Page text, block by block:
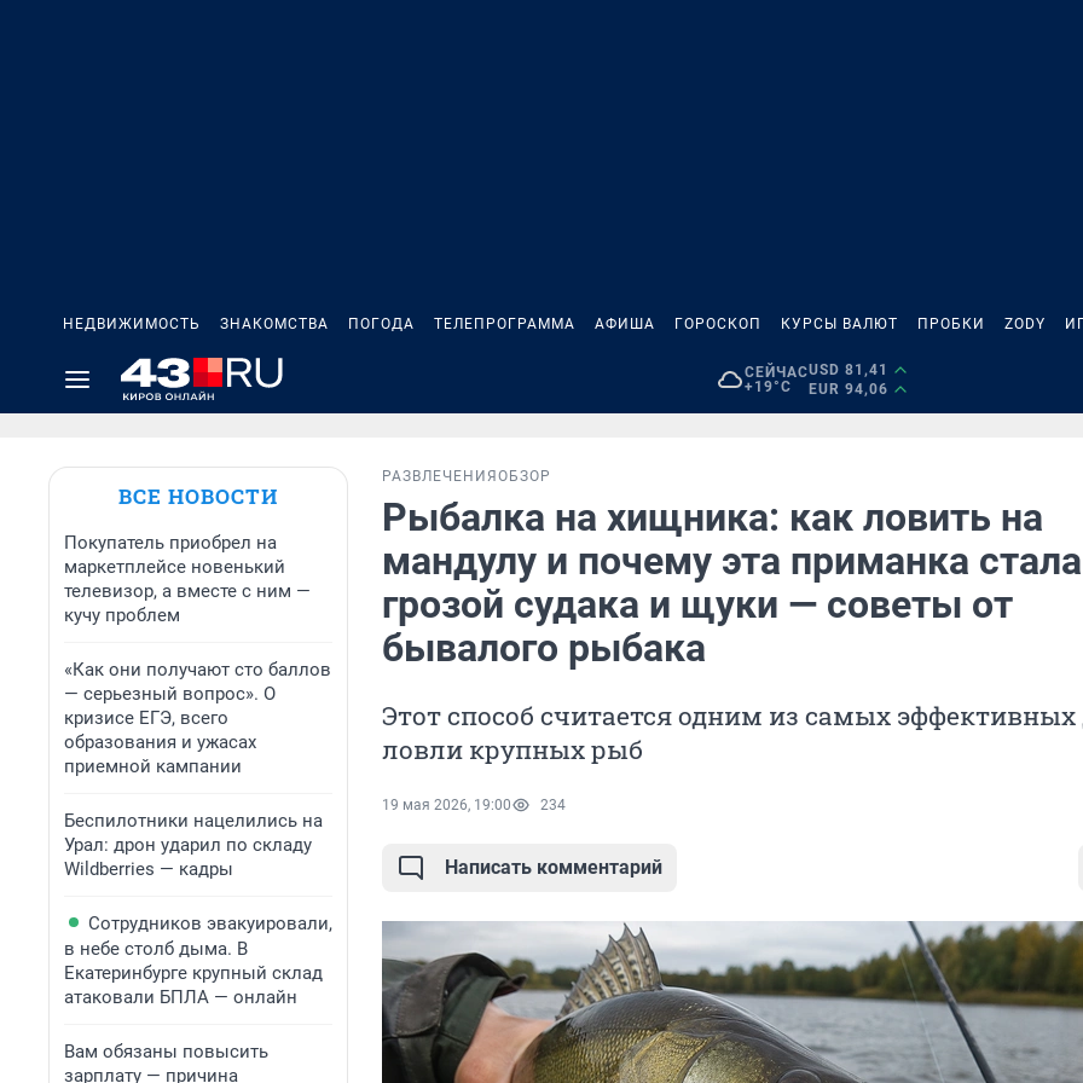
НЕДВИЖИМОСТЬ ЗНАКОМСТВА ПОГОДА ТЕЛЕПРОГРАММА АФИША ГОРОСКОП КУРСЫ ВАЛЮТ ПРОБКИ ZODY
СЕЙЧАС
+19°C
USD 81,41
EUR 94,06
ВСЕ НОВОСТИ
Покупатель приобрел на
маркетплейсе новенький
телевизор, а вместе с ним —
кучу проблем
«Как они получают сто баллов
— серьезный вопрос». О
кризисе ЕГЭ, всего
образования и ужасах
приемной кампании
Беспилотники нацелились на
Урал: дрон ударил по складу
Wildberries — кадры
Сотрудников эвакуировали,
в небе столб дыма. В
Екатеринбурге крупный склад
атаковали БПЛА — онлайн
Вам обязаны повысить
зарплату — причина
РАЗВЛЕЧЕНИЯ ОБЗОР
Рыбалка на хищника: как ловить на
мандулу и почему эта приманка стала
грозой судака и щуки — советы от
бывалого рыбака
Этот способ считается одним из самых
ловли крупных рыб
19 мая 2026, 19:00 234
Написать комментарий